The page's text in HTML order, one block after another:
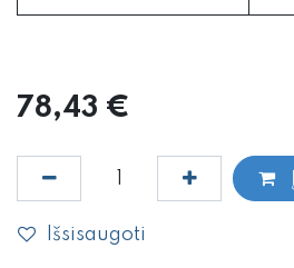
78,43 €
Išsisaugoti